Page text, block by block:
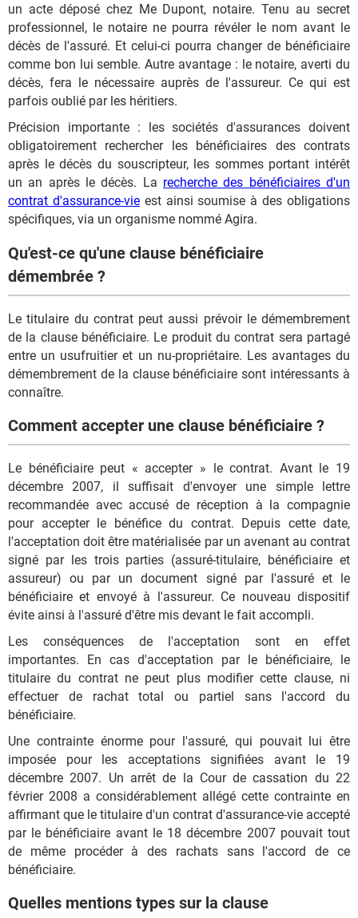
un acte déposé chez Me Dupont, notaire. Tenu au secret
professionnel, le notaire ne pourra révéler le nom avant le
décès de l'assuré. Et celui-ci pourra changer de bénéficiaire
comme bon lui semble. Autre avantage : le notaire, averti du
décès, fera le nécessaire auprès de l'assureur. Ce qui est
parfois oublié par les héritiers.
Précision importante : les sociétés d'assurances doivent
obligatoirement rechercher les bénéficiaires des contrats
après le décès du souscripteur, les sommes portant intérêt
un an après le décès. La recherche des bénéficiaires d'un
contrat d'assurance-vieest ainsi soumise à des obligations
spécifiques, via un organisme nommé Agira.
Qu'est-ce qu'une clause bénéficiaire
démembrée ?
Le titulaire du contrat peut aussi prévoir le démembrement
de la clause bénéficiaire. Le produit du contrat sera partagé
entre un usufruitier et un nu-propriétaire. Les avantages du
démembrement de la clause bénéficiaire sont intéressants à
connaître.
Comment accepter une clause bénéficiaire ?
Le bénéficiaire peut « accepter » le contrat. Avant le 19
décembre 2007, il suffisait d'envoyer une simple lettre
recommandée avec accusé de réception à la compagnie
pour accepter le bénéfice du contrat. Depuis cette date,
l'acceptation doit être matérialisée par un avenant au contrat
signé par les trois parties (assuré-titulaire, bénéficiaire et
assureur) ou par un document signé par l'assuré et le
bénéficiaire et envoyé à l'assureur. Ce nouveau dispositif
évite ainsi à l'assuré d'être mis devant le fait accompli.
Les conséquences de l'acceptation sont en effet
importantes. En cas d'acceptation par le bénéficiaire, le
titulaire du contrat ne peut plus modifier cette clause, ni
effectuer de rachat total ou partiel sans l'accord du
bénéficiaire.
Une contrainte énorme pour l'assuré, qui pouvait lui être
imposée pour les acceptations signifiées avant le 19
décembre 2007. Un arrêt de la Cour de cassation du 22
février 2008 a considérablement allégé cette contrainte en
affirmant que le titulaire d'un contrat d'assurance-vie accepté
par le bénéficiaire avant le 18 décembre 2007 pouvait tout
de même procéder à des rachats sans l'accord de ce
bénéficiaire.
Quelles mentions types sur la clause